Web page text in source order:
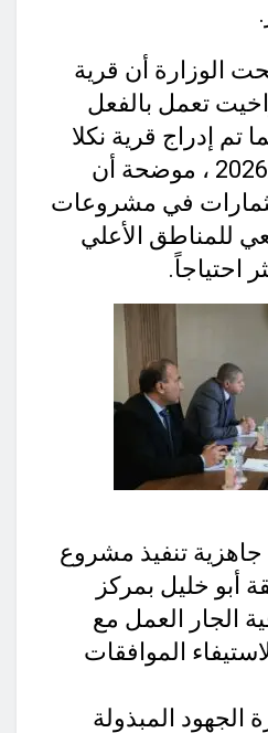
الوزارة أن قرية
تعمل بالفعل
تم إدراج قرية نكلا
ضمن خطة 2026/2027 ، موضحة أن
في مشروعات
للمناطق الأعلي
احتياجاً.
جاهزية تنفيذ مشروع
أبو خليل بمركز
الجار العمل مع
الموافقات
الجهود المبذولة